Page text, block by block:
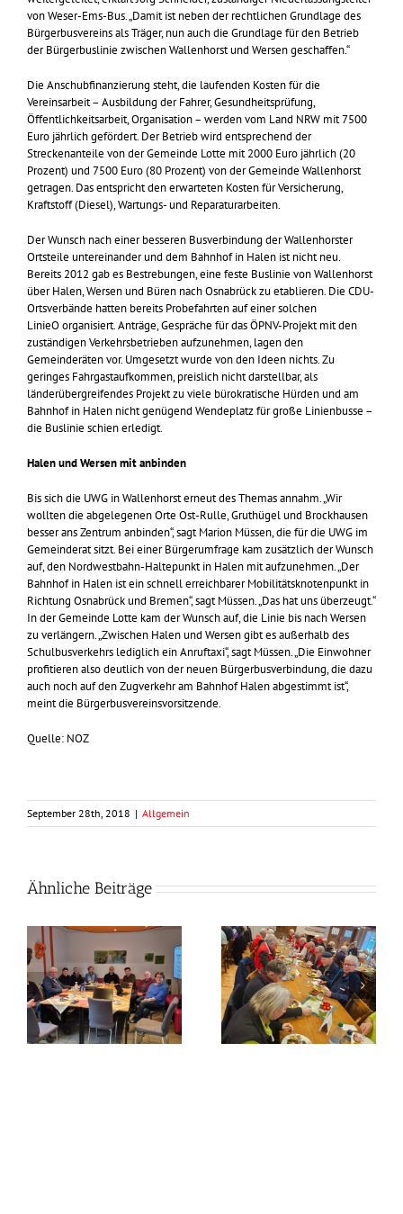
von Weser-Ems-Bus. „Damit ist neben der rechtlichen Grundlage des
Bürgerbusvereins als Träger, nun auch die Grundlage für den Betrieb
der Bürgerbuslinie zwischen Wallenhorst und Wersen geschaffen.“
Die Anschubfinanzierung steht, die laufenden Kosten für die
Vereinsarbeit – Ausbildung der Fahrer, Gesundheitsprüfung,
Öffentlichkeitsarbeit, Organisation – werden vom Land NRW mit 7500
Euro jährlich gefördert. Der Betrieb wird entsprechend der
Streckenanteile von der Gemeinde Lotte mit 2000 Euro jährlich (20
Prozent) und 7500 Euro (80 Prozent) von der Gemeinde Wallenhorst
getragen. Das entspricht den erwarteten Kosten für Versicherung,
Kraftstoff (Diesel), Wartungs- und Reparaturarbeiten.
Der Wunsch nach einer besseren Busverbindung der Wallenhorster
Ortsteile untereinander und dem Bahnhof in Halen ist nicht neu.
Bereits 2012 gab es Bestrebungen, eine feste Buslinie von Wallenhorst
über Halen, Wersen und Büren nach Osnabrück zu etablieren. Die CDU-
Ortsverbände hatten bereits Probefahrten auf einer solchen
LinieO organisiert. Anträge, Gespräche für das ÖPNV-Projekt mit den
zuständigen Verkehrsbetrieben aufzunehmen, lagen den
Gemeinderäten vor. Umgesetzt wurde von den Ideen nichts. Zu
geringes Fahrgastaufkommen, preislich nicht darstellbar, als
länderübergreifendes Projekt zu viele bürokratische Hürden und am
Bahnhof in Halen nicht genügend Wendeplatz für große Linienbusse –
die Buslinie schien erledigt.
Halen und Wersen mit anbinden
Bis sich die UWG in Wallenhorst erneut des Themas annahm. „Wir
wollten die abgelegenen Orte Ost-Rulle, Gruthügel und Brockhausen
besser ans Zentrum anbinden“, sagt Marion Müssen, die für die UWG im
Gemeinderat sitzt. Bei einer Bürgerumfrage kam zusätzlich der Wunsch
auf, den Nordwestbahn-Haltepunkt in Halen mit aufzunehmen. „Der
Bahnhof in Halen ist ein schnell erreichbarer Mobilitätsknotenpunkt in
Richtung Osnabrück und Bremen“, sagt Müssen. „Das hat uns überzeugt.“
In der Gemeinde Lotte kam der Wunsch auf, die Linie bis nach Wersen
zu verlängern. „Zwischen Halen und Wersen gibt es außerhalb des
Schulbusverkehrs lediglich ein Anruftaxi“, sagt Müssen. „Die Einwohner
profitieren also deutlich von der neuen Bürgerbusverbindung, die dazu
auch noch auf den Zugverkehr am Bahnhof Halen abgestimmt ist“,
meint die Bürgerbusvereinsvorsitzende.
Quelle: NOZ
September 28th, 2018 | Allgemein
Ähnliche Beiträge
Frühlingszeit –
Grünkohlzeit?